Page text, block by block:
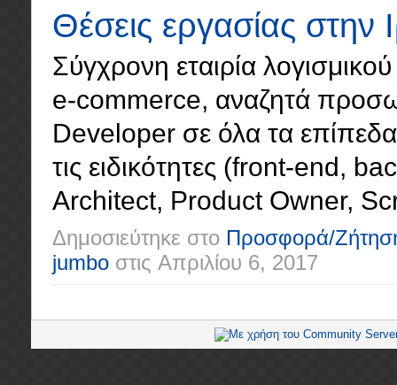
Θέσεις εργασίας στην
Σύγχρονη εταιρία
e-commerce, αναζητά
Developer σε όλα τα
τις ειδικότητες (front-end,
Architect, Product Owner,
Δημοσιεύτηκε στο Προσφορά/
jumbo στις Απριλίου 6, 2017